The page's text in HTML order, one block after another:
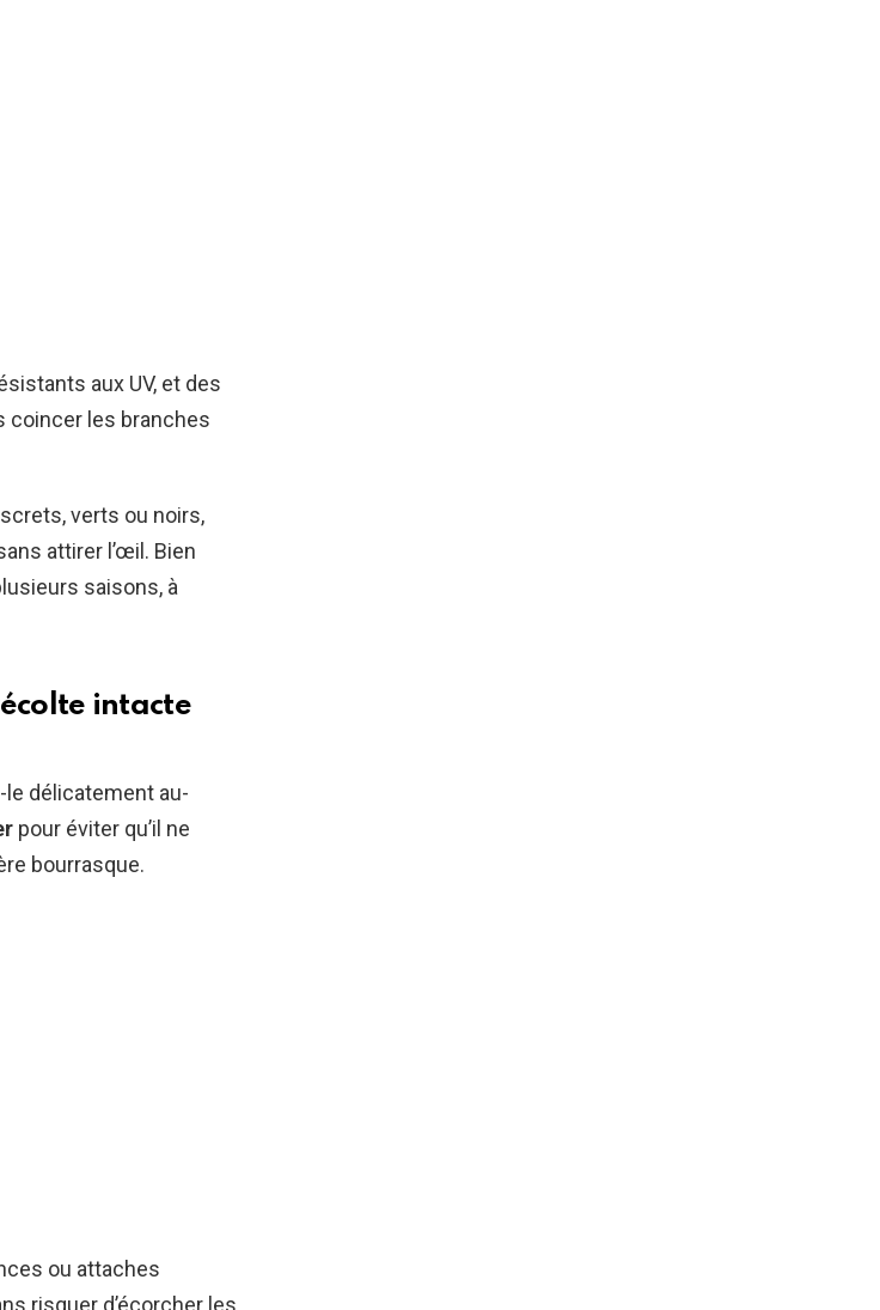
aux UV, et des
coincer les branches
verts ou noirs,
attirer l’œil. Bien
saisons, à
intacte
le délicatement au-
pour éviter qu’il ne
bourrasque.
ou attaches
risquer d’écorcher les